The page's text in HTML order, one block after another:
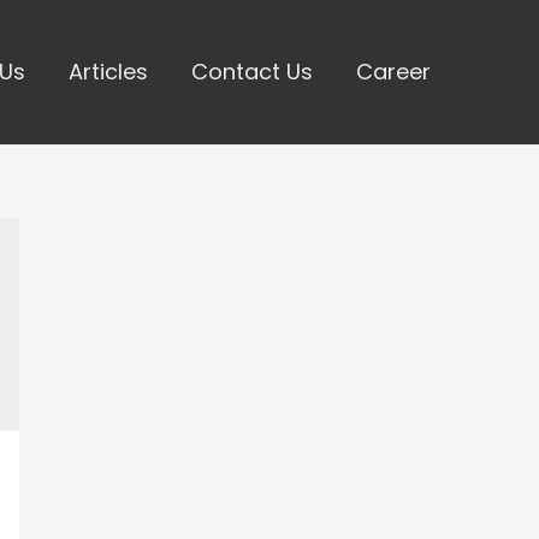
Articles Contact Us Career